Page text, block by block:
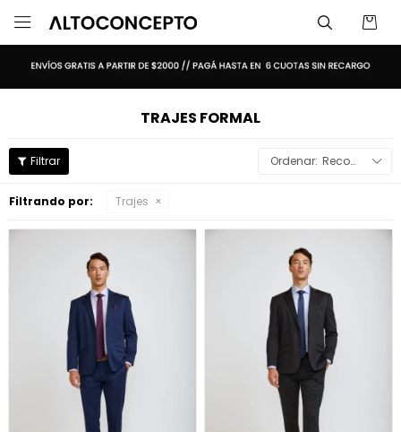

TRAJES FORMAL
Recomendados
Filtrando por: Trajes